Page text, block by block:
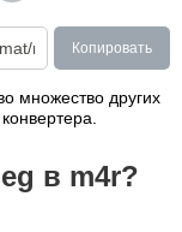
Копировать
множество других
в m4r?